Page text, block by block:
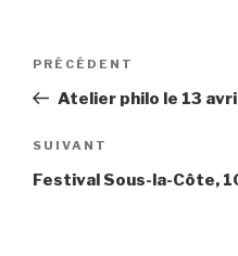
Navigation
l’article
Article
précédent
PRÉCÉDENT
Atelier philo le 13
Article
suivant
SUIVANT
Festival Sous-la-Côte,